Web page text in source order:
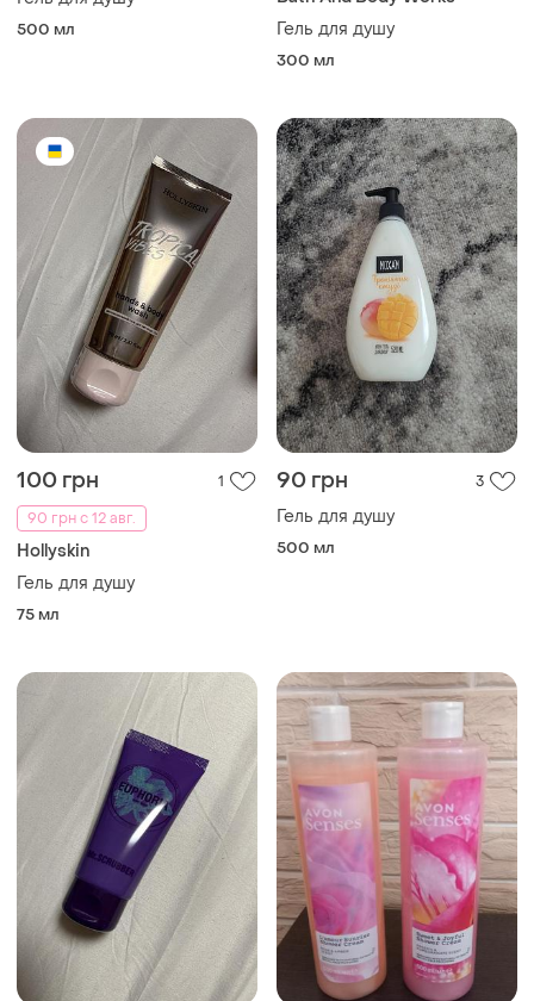
500 мл
Гель для душу
300 мл
100 грн
1
90 грн с 12 авг.
Hollyskin
Гель для душу
75 мл
90 грн 3
Гель для душу
500 мл